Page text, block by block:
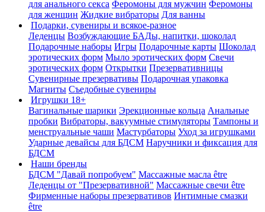
для анального секса Феромоны для мужчин Феромоны
для женщин Жидкие вибраторы Для ванны
Подарки, сувениры и всякое-разное
Леденцы Возбуждающие БАДы, напитки, шоколад
Подарочные наборы Игры Подарочные карты Шоколад
эротических форм Мыло эротических форм Свечи
эротических форм Открытки Презервативницы
Сувенирные презервативы Подарочная упаковка
Магниты Съедобные сувениры
Игрушки 18+
Вагинальные шарики Эрекционные кольца Анальные
пробки Вибраторы, вакуумные стимуляторы Тампоны и
менструальные чаши Мастурбаторы Уход за игрушками
Ударные девайсы для БДСМ Наручники и фиксация для
БДСМ
Наши бренды
БДСМ "Давай попробуем" Массажные масла être
Леденцы от "Презервативной" Массажные свечи être
Фирменные наборы презервативов Интимные смазки
être